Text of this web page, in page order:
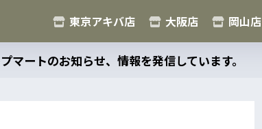
東京アキバ店 大阪店 岡山店
マートのお知らせ、情報を発信しています。